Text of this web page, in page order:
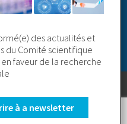
des actualités et
du Comité scientifique
en faveur de la recherche
à a newsletter